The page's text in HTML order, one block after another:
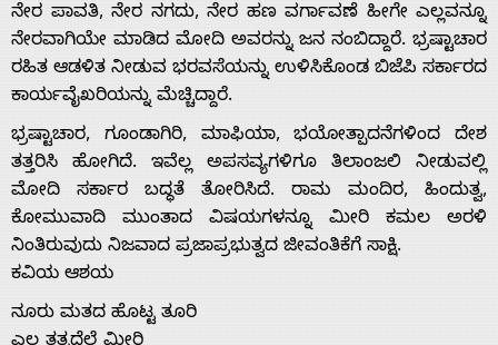
ನೇರ ಪಾವತಿ, ನೇರ ನಗದು, ನೇರ ಹಣ ವರ್ಗಾವಣೆ ಹೀಗೇ ಎಲ್ಲವನ್ನೂ
ನೇರವಾಗಿಯೇ ಮಾಡಿದ ಮೋದಿ ಅವರನ್ನು ಜನ ನಂಬಿದ್ದಾರೆ. ಭ್ರಷ್ಟಾಚಾರ
ರಹಿತ ಆಡಳಿತ ನೀಡುವ ಭರವಸೆಯನ್ನು ಉಳಿಸಿಕೊಂಡ ಬಿಜೆಪಿ ಸರ್ಕಾರದ
ಕಾರ್ಯವೈಖರಿಯನ್ನು ಮೆಚ್ಚಿದ್ದಾರೆ.
ಭ್ರಷ್ಟಾಚಾರ, ಗೂಂಡಾಗಿರಿ, ಮಾಫಿಯಾ, ಭಯೋತ್ಪಾದನೆಗಳಿಂದ ದೇಶ
ತತ್ತರಿಸಿ ಹೋಗಿದೆ. ಇವೆಲ್ಲ ಅಪಸವ್ಯಗಳಿಗೂ ತಿಲಾಂಜಲಿ ನೀಡುವಲ್ಲಿ
ಮೋದಿ ಸರ್ಕಾರ ಬದ್ಧತೆ ತೋರಿಸಿದೆ. ರಾಮ ಮಂದಿರ, ಹಿಂದುತ್ವ,
ಕೋಮುವಾದಿ ಮುಂತಾದ ವಿಷಯಗಳನ್ನೂ ಮೀರಿ ಕಮಲ ಅರಳಿ
ನಿಂತಿರುವುದು ನಿಜವಾದ ಪ್ರಜಾಪ್ರಭುತ್ವದ ಜೀವಂತಿಕೆಗೆ ಸಾಕ್ಷಿ.
ಕವಿಯ ಆಶಯ
ನೂರು ಮತದ ಹೊಟ್ಟ ತೂರಿ